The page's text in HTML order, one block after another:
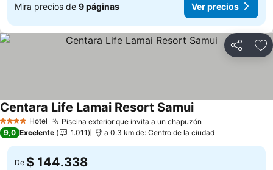
Mira precios de 9 páginas Ver precios
Compartir
4 EstrellasHotel Piscina exterior que invita a un chapuzón
Centara Life Lamai Resort Samui
9,0 Excelente 1.011 a 0.3 km de: Centro de la ciudad
De $ 144.338